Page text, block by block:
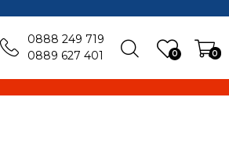
0 0
0888 249 719
0889 627 401